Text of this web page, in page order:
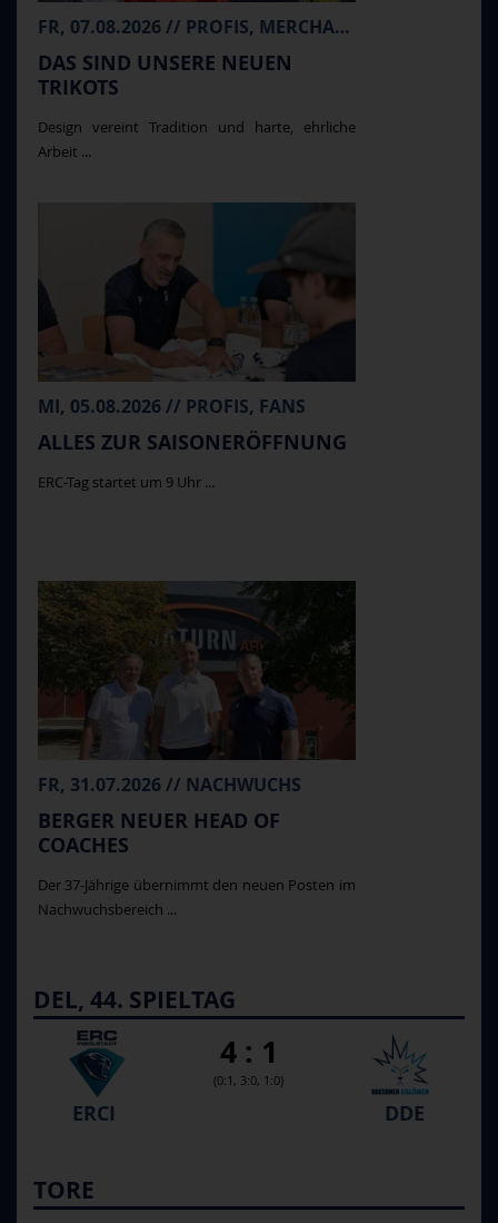
FR, 07.08.2026 // PROFIS, MERCHANDISE
DAS SIND UNSERE NEUEN
TRIKOTS
Design vereint Tradition und harte, ehrliche
Arbeit ...
MI, 05.08.2026 // PROFIS, FANS
ALLES ZUR SAISONERÖFFNUNG
ERC-Tag startet um 9 Uhr ...
FR, 31.07.2026 // NACHWUCHS
BERGER NEUER HEAD OF
COACHES
Der 37-Jährige übernimmt den neuen Posten im
Nachwuchsbereich ...
DEL, 44. SPIELTAG
4 : 1
(0:1, 3:0, 1:0)
ERCI DDE
TORE